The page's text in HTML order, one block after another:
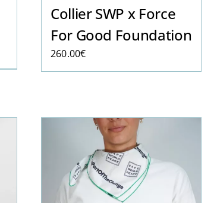
Collier SWP x Force
For Good Foundation
260.00€